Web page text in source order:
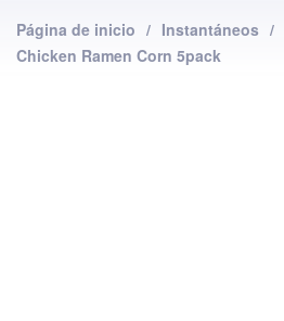
Página de inicio / Instantáneos /
Chicken Ramen Corn 5pack